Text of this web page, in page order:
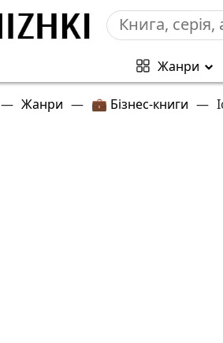
Жанри
— Жанри — 💼 Бізнес-книги —